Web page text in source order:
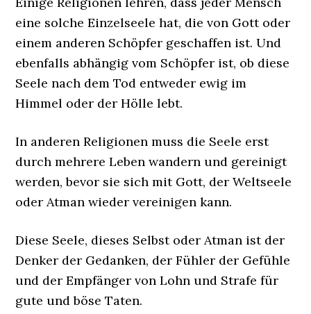
eine solche Einzelseele hat, die von Gott oder
einem anderen Schöpfer geschaffen ist. Und
ebenfalls abhängig vom Schöpfer ist, ob diese
Seele nach dem Tod entweder ewig im
Himmel oder der Hölle lebt.
In anderen Religionen muss die Seele erst
durch mehrere Leben wandern und gereinigt
werden, bevor sie sich mit Gott, der Weltseele
oder Atman wieder vereinigen kann.
Diese Seele, dieses Selbst oder Atman ist der
Denker der Gedanken, der Fühler der Gefühle
und der Empfänger von Lohn und Strafe für
gute und böse Taten.